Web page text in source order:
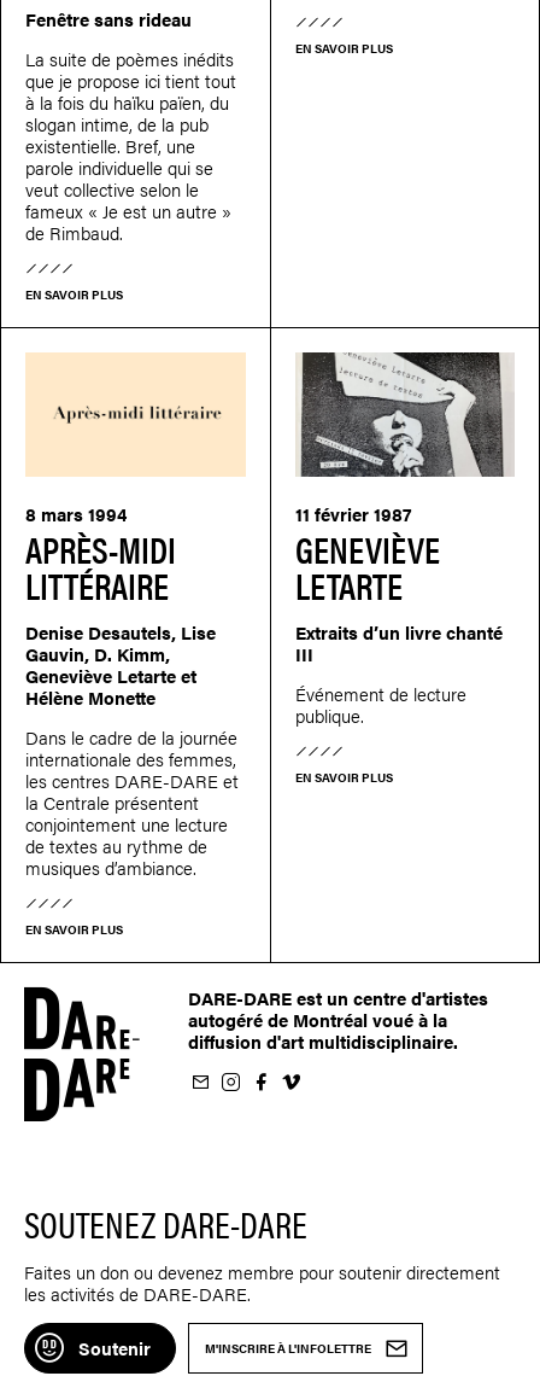
Fenêtre sans rideau
La suite de poèmes inédits
que je propose ici tient tout
à la fois du haïku païen, du
slogan intime, de la pub
existentielle. Bref, une
parole individuelle qui se
veut collective selon le
fameux « Je est un autre »
de Rimbaud.
EN SAVOIR PLUS
EN SAVOIR PLUS
APRÈS-MIDI
LITTÉRAIRE
8 mars 1994
Denise Desautels, Lise
Gauvin, D. Kimm,
Geneviève Letarte et
Hélène Monette
Dans le cadre de la journée
internationale des femmes,
les centres DARE-DARE et
la Centrale présentent
conjointement une lecture
de textes au rythme de
musiques d’ambiance.
EN SAVOIR PLUS
GENEVIÈVE
LETARTE
11 février 1987
Extraits d’un livre chanté
III
Événement de lecture
publique.
EN SAVOIR PLUS
DARE-DARE est un centre d'artistes
autogéré de Montréal voué à la
diffusion d'art multidisciplinaire.
sur Instagram
sur Facebook
nous sur Vimeo
SOUTENEZ DARE-DARE
Faites un don ou devenez membre pour soutenir directement
les activités de DARE-DARE.
Soutenir M'INSCRIRE À L'INFOLETTRE